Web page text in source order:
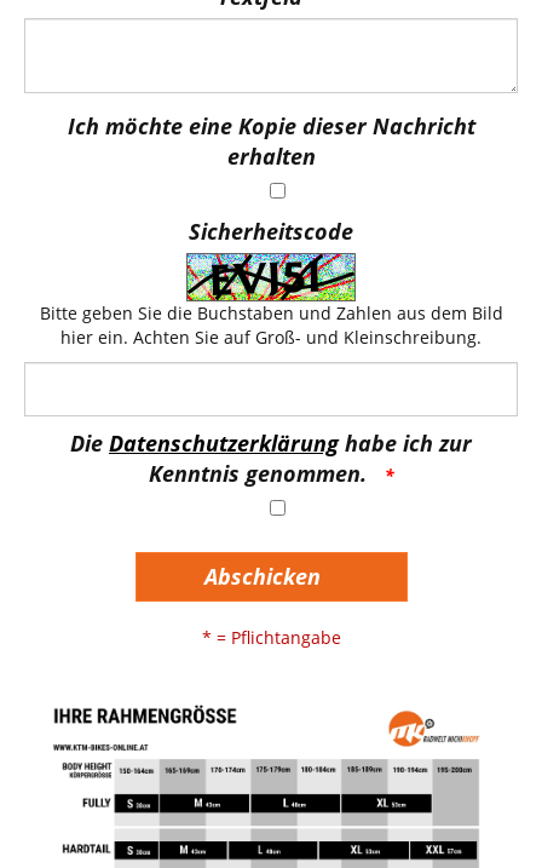
Ich möchte eine Kopie dieser Nachricht
erhalten
Sicherheitscode
Bitte geben Sie die Buchstaben und Zahlen aus dem Bild
hier ein. Achten Sie auf Groß- und Kleinschreibung.
Die Datenschutzerklärunghabe ich zur
Kenntnis genommen.
Abschicken
* = Pflichtangabe